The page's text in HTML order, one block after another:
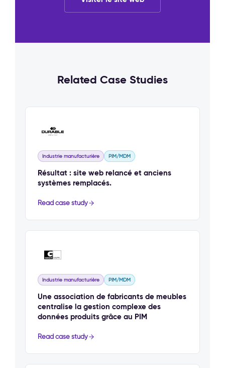
Related Case Studies
Industrie manufacturière PIM/MDM
Résultat : site web relancé et anciens
systèmes remplacés.
Read case study
Industrie manufacturière PIM/MDM
Une association de fabricants de meubles
centralise la gestion complexe des
données produits grâce au PIM
Read case study